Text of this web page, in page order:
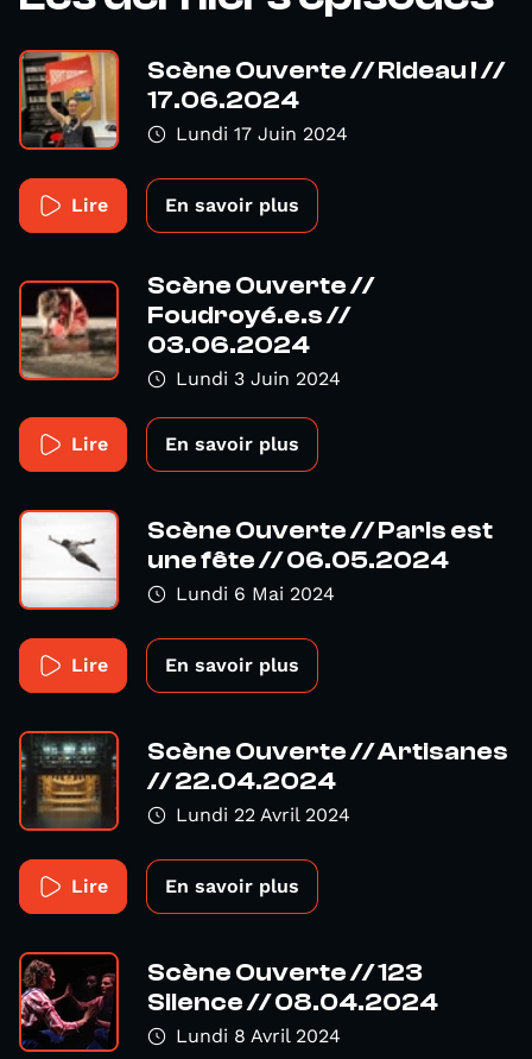
Scène Ouverte // Rideau ! //
17.06.2024
Lundi 17 Juin 2024
Lire En savoir plus
Scène Ouverte //
Foudroyé.e.s //
03.06.2024
Lundi 3 Juin 2024
Lire En savoir plus
Scène Ouverte // Paris est
une fête // 06.05.2024
Lundi 6 Mai 2024
Lire En savoir plus
Scène Ouverte // Artisanes
// 22.04.2024
Lundi 22 Avril 2024
Lire En savoir plus
Scène Ouverte // 123
Silence // 08.04.2024
Lundi 8 Avril 2024